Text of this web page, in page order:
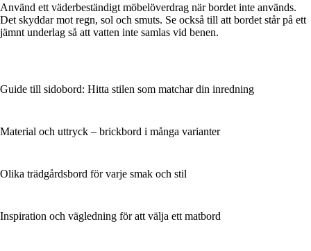
Använd ett väderbeständigt möbelöverdrag när bordet inte används.
Det skyddar mot regn, sol och smuts. Se också till att bordet står på ett
jämnt underlag så att vatten inte samlas vid benen.
Guide till sidobord: Hitta stilen som matchar din inredning
Material och uttryck – brickbord i många varianter
Olika trädgårdsbord för varje smak och stil
Inspiration och vägledning för att välja ett matbord